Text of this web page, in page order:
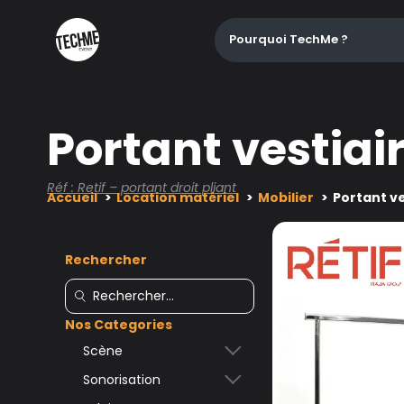
Pourquoi TechMe ?
Portant
Réf : Retif – portant droit pliant
Accueil Location matériel Mobilier Portant
Rechercher
Nos Categories
Scène
Accessoires
Sonorisation